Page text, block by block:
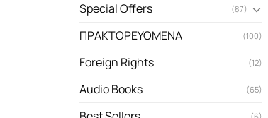
Special Offers (87)
ΠΡΑΚΤΟΡΕΥΟΜΕΝΑ (100)
Foreign Rights (12)
Audio Books (65)